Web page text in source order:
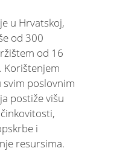
u Hrvatskoj,
od 300
od 16
Korištenjem
svim poslovnim
postiže višu
i
resursima.